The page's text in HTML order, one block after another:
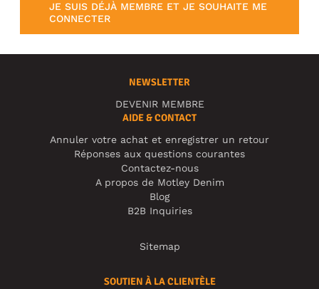
JE SUIS DÉJÀ MEMBRE ET JE SOUHAITE ME
CONNECTER
NEWSLETTER
DEVENIR MEMBRE
AIDE & CONTACT
Annuler votre achat et enregistrer un retour
Réponses aux questions courantes
Contactez-nous
A propos de Motley Denim
Blog
B2B Inquiries
Sitemap
SOUTIEN À LA CLIENTÈLE